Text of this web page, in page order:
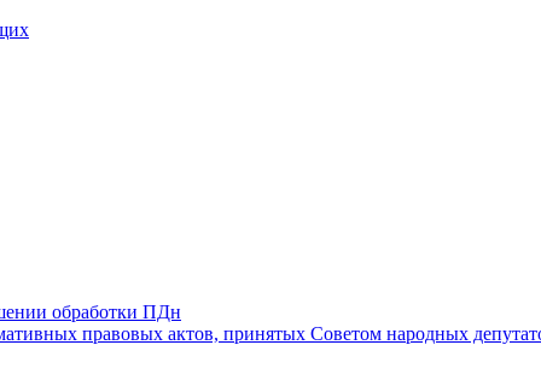
обработки ПДн
правовых актов, принятых Советом народных